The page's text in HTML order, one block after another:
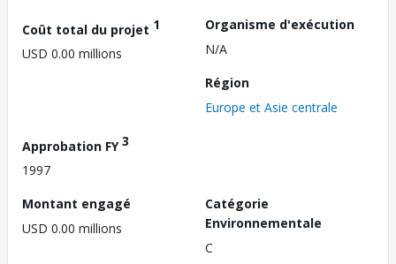
Coût total du projet 1
USD 0.00 millions
Organisme d'exécution
N/A
Région
Europe et Asie centrale
Approbation FY3
1997
Montant engagé
USD 0.00 millions
Catégorie
Environnementale
C